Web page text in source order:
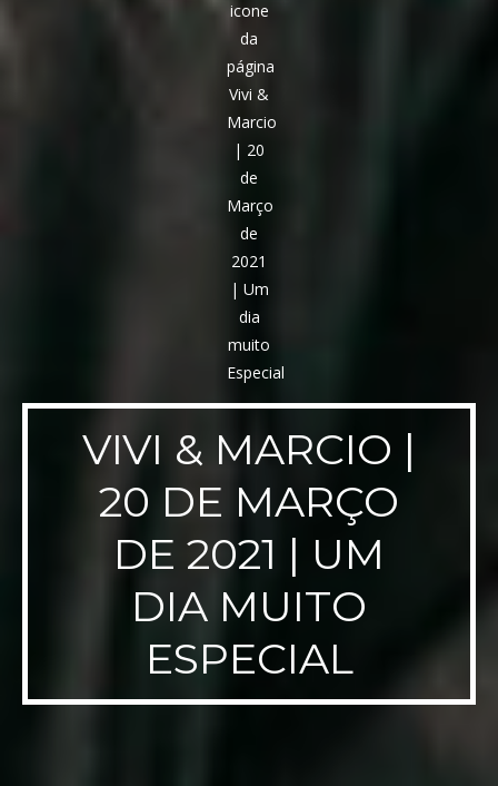
VIVI & MARCIO |
20 DE MARÇO
DE 2021 | UM
DIA MUITO
ESPECIAL